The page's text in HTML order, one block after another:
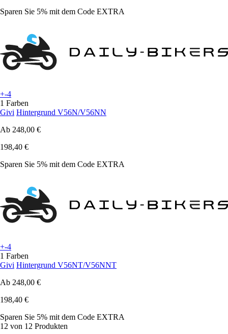
Sparen Sie 5% mit dem Code EXTRA
+-4
1 Farben
Givi Hintergrund V56N/V56NN
Ab 248,00 €
198,40 €
Sparen Sie 5% mit dem Code EXTRA
+-4
1 Farben
Givi Hintergrund V56NT/V56NNT
Ab 248,00 €
198,40 €
Sparen Sie 5% mit dem Code EXTRA
12 von 12 Produkten